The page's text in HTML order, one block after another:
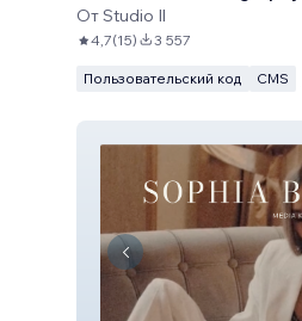
ОтStudio Il
4,7(15) 3 557
Пользовательский код CMS